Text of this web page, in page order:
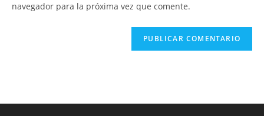
comentar
navegador para la próxima vez que comente.